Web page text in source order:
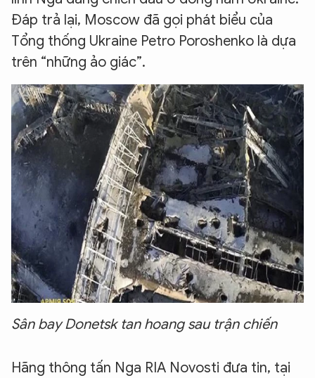
Đáp trả lại, Moscow đã gọi phát biểu của
Tổng thống Ukraine Petro Poroshenko là dựa
trên “những ảo giác”.
Sân bay Donetsk tan hoang sau trận chiến
Hãng thông tấn Nga RIA Novosti đưa tin, tại